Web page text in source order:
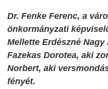
Dr. Fenke Ferenc, a
önkormányzati
Mellette Erdészné
Fazekas Dorotea, aki
Norbert, aki
fényét.